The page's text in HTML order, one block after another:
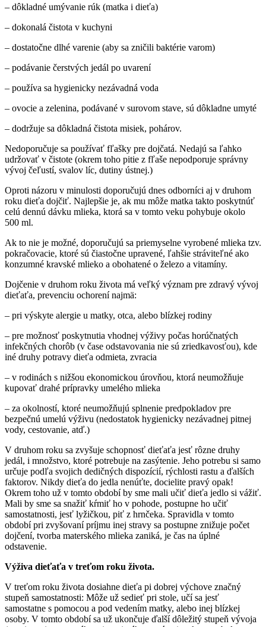
– dôkladné umývanie rúk (matka i dieťa)
– dokonalá čistota v kuchyni
– dostatočne dlhé varenie (aby sa zničili baktérie varom)
– podávanie čerstvých jedál po uvarení
– používa sa hygienicky nezávadná voda
– ovocie a zelenina, podávané v surovom stave, sú dôkladne umyté
– dodržuje sa dôkladná čistota misiek, pohárov.
Nedoporučuje sa používať fľašky pre dojčatá. Nedajú sa ľahko
udržovať v čistote (okrem toho pitie z fľaše nepodporuje správny
vývoj čeľustí, svalov líc, dutiny ústnej.)
Oproti názoru v minulosti doporučujú dnes odborníci aj v druhom
roku dieťa dojčiť. Najlepšie je, ak mu môže matka takto poskytnúť
celú dennú dávku mlieka, ktorá sa v tomto veku pohybuje okolo
500 ml.
Ak to nie je možné, doporučujú sa priemyselne vyrobené mlieka tzv.
pokračovacie, ktoré sú čiastočne upravené, ľahšie stráviteľné ako
konzumné kravské mlieko a obohatené o železo a vitamíny.
Dojčenie v druhom roku života má veľký význam pre zdravý vývoj
dieťaťa, prevenciu ochorení najmä:
– pri výskyte alergie u matky, otca, alebo blízkej rodiny
– pre možnosť poskytnutia vhodnej výživy počas horúčnatých
infekčných chorôb (v čase odstavovania nie sú zriedkavosťou), kde
iné druhy potravy dieťa odmieta, zvracia
– v rodinách s nižšou ekonomickou úrovňou, ktorá neumožňuje
kupovať drahé prípravky umelého mlieka
– za okolností, ktoré neumožňujú splnenie predpokladov pre
bezpečnú umelú výživu (nedostatok hygienicky nezávadnej pitnej
vody, cestovanie, atď.)
V druhom roku sa zvyšuje schopnosť dieťaťa jesť rôzne druhy
jedál, i množstvo, ktoré potrebuje na zasýtenie. Jeho potrebu si samo
určuje podľa svojich dedičných dispozícií, rýchlosti rastu a ďalších
faktorov. Nikdy dieťa do jedla nenúťte, docielite pravý opak!
Okrem toho už v tomto období by sme mali učiť dieťa jedlo si vážiť.
Mali by sme sa snažiť kŕmiť ho v pohode, postupne ho učiť
samostatnosti, jesť lyžičkou, piť z hrnčeka. Spravidla v tomto
období pri zvyšovaní príjmu inej stravy sa postupne znižuje počet
dojčení, tvorba materského mlieka zaniká, je čas na úplné
odstavenie.
Výživa dieťaťa v treťom roku života.
V treťom roku života dosiahne dieťa pi dobrej výchove značný
stupeň samostatnosti: Môže už sedieť pri stole, učí sa jesť
samostatne s pomocou a pod vedením matky, alebo inej blízkej
osoby. V tomto období sa už ukončuje ďalší dôležitý stupeň vývoja